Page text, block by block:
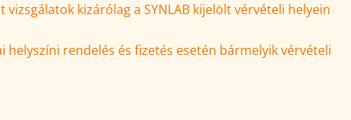
kizárólag a SYNLAB kijelölt vérvételi helyein
helyszíni rendelés és fizetés esetén bármelyik vérvételi